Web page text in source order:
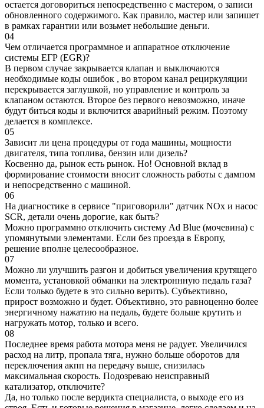
остается договориться непосредственно с мастером, о записи
обновленного содержимого. Как правило, мастер или запишет
в рамках гарантии или возьмет небольшие деньги.
04
Чем отличается программное и аппаратное отключение
системы ЕГР (EGR)?
В первом случае закрывается клапан и выключаются
необходимые коды ошибок , во втором канал рециркуляции
перекрывается заглушкой, но управление и контроль за
клапаном остаются. Второе без первого невозможно, иначе
будут биться коды и включится аварийный режим. Поэтому
делается в комплексе.
05
Зависит ли цена процедуры от года машины, мощности
двигателя, типа топлива, бензин или дизель?
Косвенно да, рынок есть рынок. Но! Основной вклад в
формирование стоимости вносит сложность работы с дампом
и непосредственно с машиной.
06
На диагностике в сервисе "приговорили" датчик NOx и насос
SCR, детали очень дорогие, как быть?
Можно программно отключить систему Ad Blue (мочевина) с
упомянутыми элементами. Если без проезда в Европу,
решение вполне целесообразное.
07
Можно ли улучшить разгон и добиться увеличения крутящего
момента, установкой обманки на электроннную педаль газа?
Если только будете в это сильно верить). Субъективно,
прирост возможно и будет. Объективно, это равноценно более
энергичному нажатию на педаль, будете больше крутить и
нагружать мотор, только и всего.
08
Последнее время работа мотора меня не радует. Увеличился
расход на литр, пропала тяга, нужно больше оборотов для
переключения акпп на передачу выше, снизилась
максимальная скорость. Подозреваю неисправный
катализатор, отключите?
Да, но только после вердикта специалиста, о выходе его из